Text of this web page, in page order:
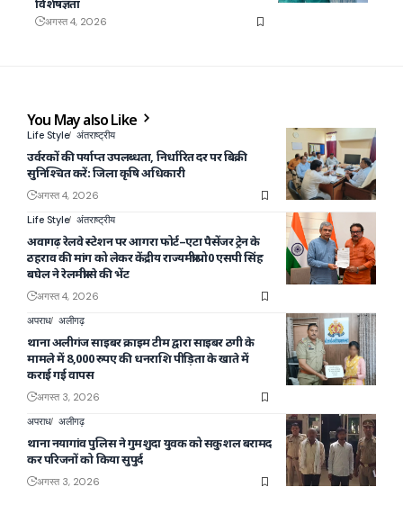
विशेषज्ञता
अगस्त 4, 2026
You May also Like
Life Style अंतराष्ट्रीय
उर्वरकों की पर्याप्त उपलब्धता, निर्धारित दर पर बिक्री
सुनिश्चित करें: जिला कृषि अधिकारी
अगस्त 4, 2026
Life Style अंतराष्ट्रीय
अवागढ़ रेलवे स्टेशन पर आगरा फोर्ट–एटा पैसेंजर ट्रेन के
ठहराव की मांग को लेकर केंद्रीय राज्यमंत्री प्रो0 एसपी सिंह
बघेल ने रेलमंत्री से की भेंट
अगस्त 4, 2026
अपराध अलीगढ़
थाना अलीगंज साइबर क्राइम टीम द्वारा साइबर ठगी के
मामले में 8,000 रुपए की धनराशि पीड़िता के खाते में
कराई गई वापस
अगस्त 3, 2026
अपराध अलीगढ़
थाना नयागांव पुलिस ने गुमशुदा युवक को सकुशल बरामद
कर परिजनों को किया सुपुर्द
अगस्त 3, 2026